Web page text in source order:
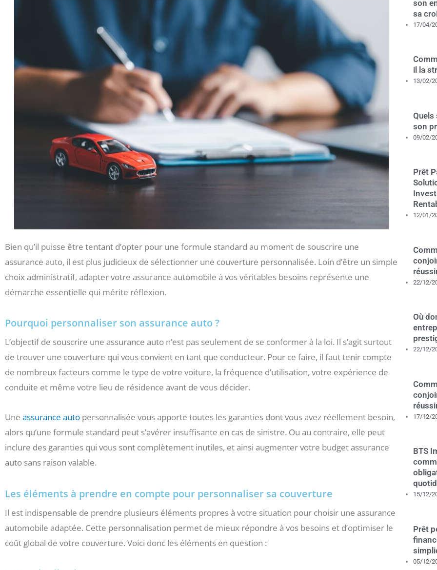
Bien qu’il puisse être tentant d’opter pour une formule standard au moment de souscrire une
assurance auto, il est plus judicieux de sélectionner une couverture personnalisée. Loin d’être un simple
choix administratif, adapter votre assurance automobile à vos véritables besoins représente une
démarche essentielle qui mérite réflexion.
Pourquoi personnaliser son assurance auto ?
L’objectif de souscrire une assurance auto n’est pas seulement de se conformer à la loi. Il s’agit surtout
de trouver une couverture qui vous convient en tant que conducteur. Pour ce faire, il faut tenir compte
de nombreux facteurs comme le type de votre voiture, la fréquence d’utilisation, votre expérience de
conduite et même votre lieu de résidence avant de vous décider.
Une assurance auto personnalisée vous apporte toutes les garanties dont vous avez réellement besoin,
alors qu’une formule standard peut s’avérer insuffisante en cas de sinistre. Ou au contraire, elle peut
inclure des garanties qui vous sont complètement inutiles, et ainsi augmenter votre budget assurance
auto sans raison valable.
Les éléments à prendre en compte pour personnaliser sa couverture
Il est indispensable de prendre plusieurs éléments propres à votre situation pour choisir une assurance
automobile adaptée. Cette personnalisation permet de mieux répondre à vos besoins et d’optimiser le
coût global de votre couverture. Voici donc les éléments en question :
son
sa
17/04/
il la
13/02/
Quels
son
09/02/
Prêt
12/01/
22/12/
Où
22/12/
17/12/
BTS
15/12/
Prêt
05/12/